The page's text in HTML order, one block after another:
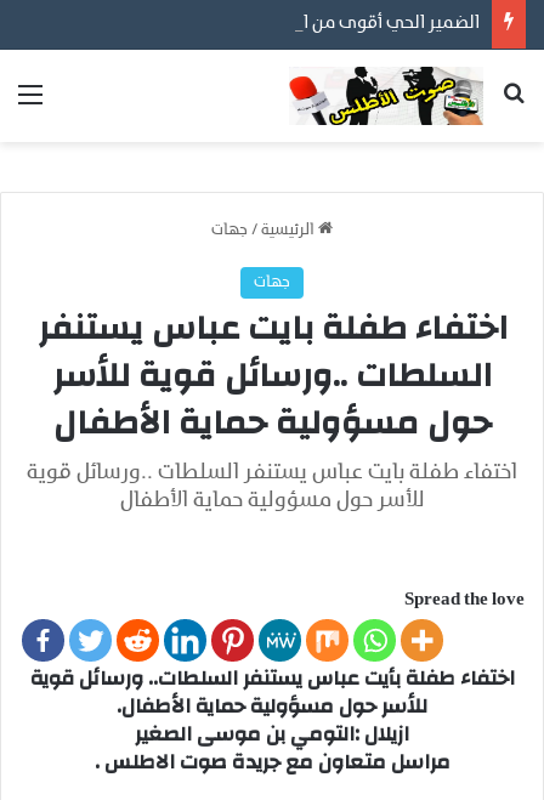
بحث عن
الرئيسية / جهات
جهات
اختفاء طفلة بايت عباس يستنفر
السلطات ..ورسائل قوية للأسر
حول مسؤولية حماية الأطفال
اختفاء طفلة بايت عباس يستنفر السلطات ..ورسائل قوية
للأسر حول مسؤولية حماية الأطفال
Spread the love
اختفاء طفلة بأيت عباس يستنفر السلطات.. ورسائل قوية
للأسر حول مسؤولية حماية الأطفال.
ازيلال :التومي بن موسى الصغير
مراسل متعاون مع جريدة صوت الاطلس .